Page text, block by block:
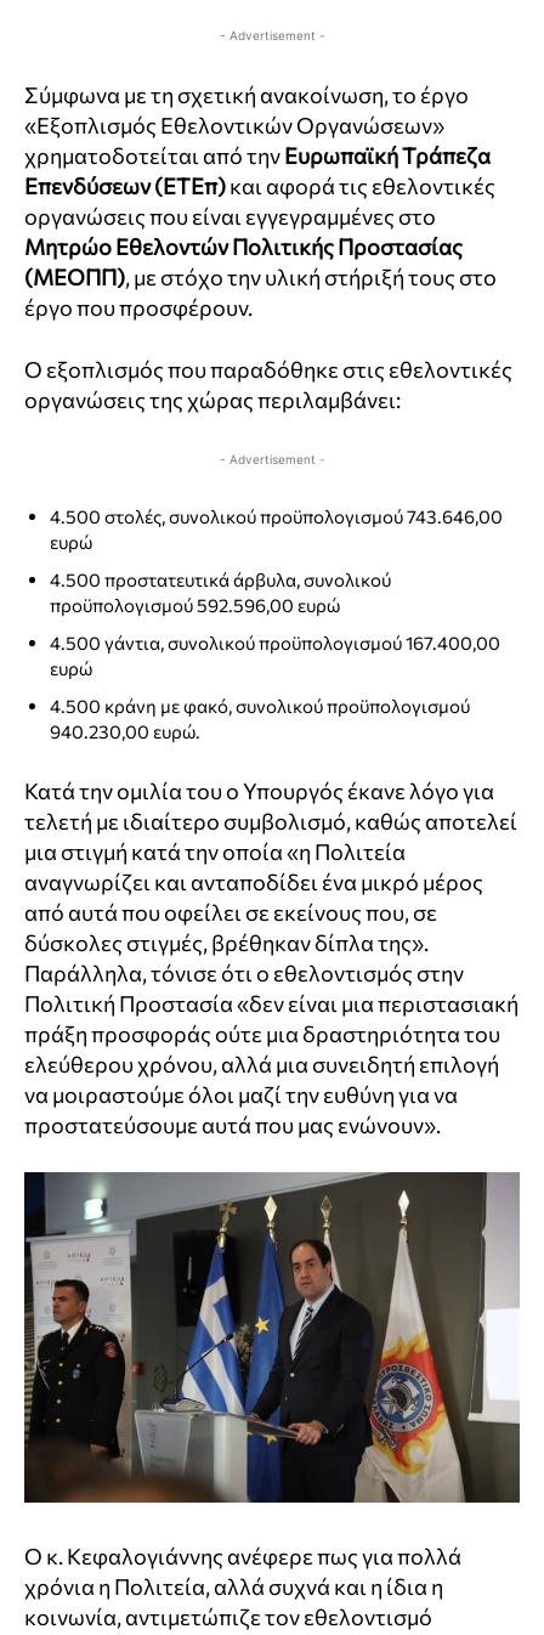
- Advertisement -
Σύμφωνα με τη σχετική ανακοίνωση, το έργο
«Εξοπλισμός Εθελοντικών Οργανώσεων»
χρηματοδοτείται από τηνΕυρωπαϊκή Τράπεζα
Επενδύσεων (ΕΤΕπ)και αφορά τις εθελοντικές
οργανώσεις που είναι εγγεγραμμένες στο
Μητρώο Εθελοντών Πολιτικής Προστασίας
(ΜΕΟΠΠ), με στόχο την υλική στήριξή τους στο
έργο που προσφέρουν.
Ο εξοπλισμός που παραδόθηκε στις εθελοντικές
οργανώσεις της χώρας περιλαμβάνει:
- Advertisement -
4.500 στολές, συνολικού προϋπολογισμού 743.646,00
ευρώ
4.500 προστατευτικά άρβυλα, συνολικού
προϋπολογισμού 592.596,00 ευρώ
4.500 γάντια, συνολικού προϋπολογισμού 167.400,00
ευρώ
4.500 κράνη με φακό, συνολικού προϋπολογισμού
940.230,00 ευρώ.
Κατά την ομιλία του ο Υπουργός έκανε λόγο για
τελετή με ιδιαίτερο συμβολισμό, καθώς αποτελεί
μια στιγμή κατά την οποία «η Πολιτεία
αναγνωρίζει και ανταποδίδει ένα μικρό μέρος
από αυτά που οφείλει σε εκείνους που, σε
δύσκολες στιγμές, βρέθηκαν δίπλα της».
Παράλληλα, τόνισε ότι ο εθελοντισμός στην
Πολιτική Προστασία «δεν είναι μια περιστασιακή
πράξη προσφοράς ούτε μια δραστηριότητα του
ελεύθερου χρόνου, αλλά μια συνειδητή επιλογή
να μοιραστούμε όλοι μαζί την ευθύνη για να
προστατεύσουμε αυτά που μας ενώνουν».
Ο κ. Κεφαλογιάννης ανέφερε πως για πολλά
χρόνια η Πολιτεία, αλλά συχνά και η ίδια η
κοινωνία, αντιμετώπιζε τον εθελοντισμό